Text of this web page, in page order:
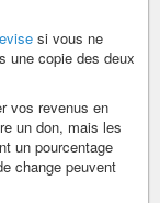
si vous ne
une copie des deux
vos revenus en
un don, mais les
un pourcentage
change peuvent